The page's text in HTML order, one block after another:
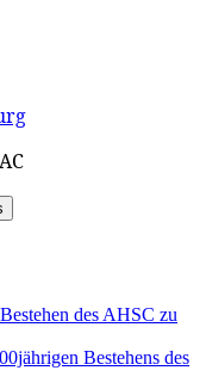
des AHSC zu
Bestehens des